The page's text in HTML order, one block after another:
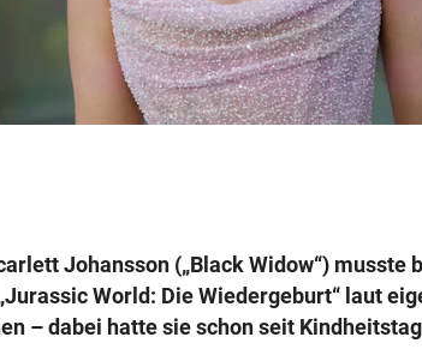
Johansson („Black Widow“) musste
World: Die Wiedergeburt“ laut
– dabei hatte sie schon seit